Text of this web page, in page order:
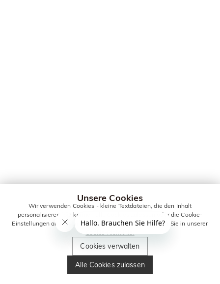
Unsere Cookies
Wir verwenden Cookies - kleine Textdateien, die den Inhalt
personalisieren. Sie können alle Cookies zulassen oder die Cookie-
Einstellungen anpassen. Weitere Informationen erhalten Sie in unserer
Cookie-Richtlinie.
Cookies verwalten
Alle Cookies zulassen